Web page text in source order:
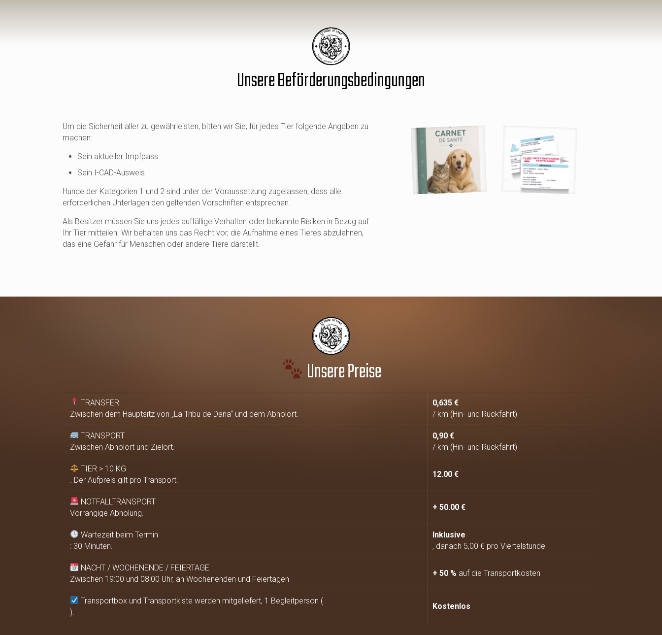
Unsere Beförderungsbedingungen
Um die Sicherheit aller zu gewährleisten, bitten wir Sie, für jedes Tier folgende Angaben zu
machen:
Sein aktueller Impfpass
Sein I-CAD-Ausweis
Hunde der Kategorien 1 und 2 sind unter der Voraussetzung zugelassen, dass alle
erforderlichen Unterlagen den geltenden Vorschriften entsprechen.
Als Besitzer müssen Sie uns jedes auffällige Verhalten oder bekannte Risiken in Bezug auf
Ihr Tier mitteilen. Wir behalten uns das Recht vor, die Aufnahme eines Tieres abzulehnen,
das eine Gefahr für Menschen oder andere Tiere darstellt.
Unsere Preise
TRANSFER
Zwischen dem Hauptsitz von „La Tribu de Dana“ und dem Abholort.
0,635 €
/ km (Hin- und Rückfahrt)
TRANSPORT
Zwischen Abholort und Zielort.
0,90 €
/ km (Hin- und Rückfahrt)
TIER > 10 KG
. Der Aufpreis gilt pro Transport.
12.00 €
NOTFALLTRANSPORT
Vorrangige Abholung.
+ 50.00 €
Wartezeit beim Termin
: 30 Minuten.
Inklusive
, danach 5,00 € pro Viertelstunde
NACHT / WOCHENENDE / FEIERTAGE
Zwischen 19:00 und 08:00 Uhr, an Wochenenden und Feiertagen
+ 50 % auf die Transportkosten
Transportbox und Transportkiste werden mitgeliefert, 1 Begleitperson (
).
Kostenlos